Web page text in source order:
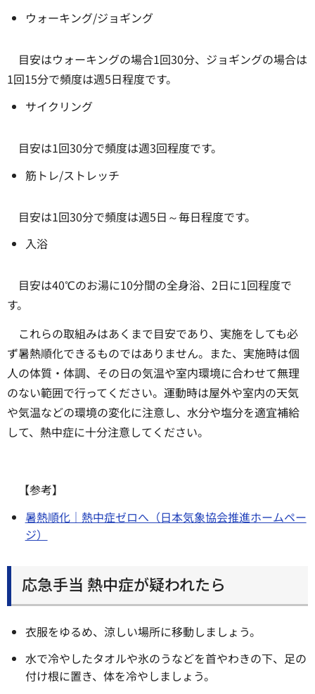
ウォーキング/ジョギング
目安はウォーキングの場合1回30分、ジョギングの場合は
1回15分で頻度は週5日程度です。
サイクリング
目安は1回30分で頻度は週3回程度です。
筋トレ/ストレッチ
目安は1回30分で頻度は週5日～毎日程度です。
入浴
目安は40℃のお湯に10分間の全身浴、2日に1回程度で
す。
これらの取組みはあくまで目安であり、実施をしても必
ず暑熱順化できるものではありません。また、実施時は個
人の体質・体調、その日の気温や室内環境に合わせて無理
のない範囲で行ってください。運動時は屋外や室内の天気
や気温などの環境の変化に注意し、水分や塩分を適宜補給
して、熱中症に十分注意してください。
【参考】
暑熱順化｜熱中症ゼロへ（日本気象協会推進ホームペー
ジ）
応急手当 熱中症が疑われたら
衣服をゆるめ、涼しい場所に移動しましょう。
水で冷やしたタオルや氷のうなどを首やわきの下、足の
付け根に置き、体を冷やしましょう。